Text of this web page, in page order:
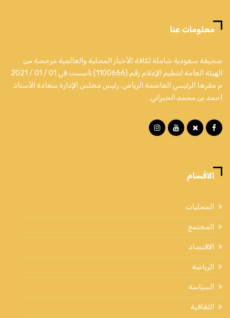
معلومات عنا
صحيفة سعودية شاملة لكافة الأخبار المحلية والعالمية مرخصة من
الهيئة العامة لتنظيم الإعلام رقم (1100666) تأسست في 01 / 01 / 2021
م مقرها الرئيسي العاصمة الرياض. رئيس مجلس الإدارة سعادة الأستاذ
أحمد بن محمد الخبراني.
الاقسام
المحليات
المجتمع
الاقتصاد
الرياضة
السياسة
الثقافية